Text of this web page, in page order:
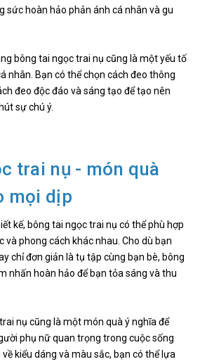
sức hoàn hảo phản ánh cá nhân và gu
bông tai ngọc trai nụ cũng là một yếu tố
nhân. Bạn có thể chọn cách đeo thông
đeo độc đáo và sáng tạo để tạo nên
sự chú ý.
trai nụ - món quà
mọi dịp
kế, bông tai ngọc trai nụ có thể phù hợp
và phong cách khác nhau. Cho dù bạn
chỉ đơn giản là tụ tập cùng bạn bè, bông
nhấn hoàn hảo để bạn tỏa sáng và thu
nụ cũng là một món quà ý nghĩa để
phụ nữ quan trọng trong cuộc sống
kiểu dáng và màu sắc, bạn có thể lựa